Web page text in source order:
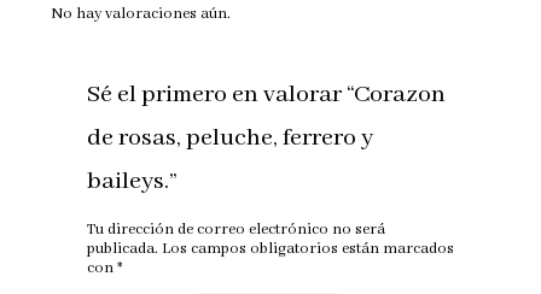
No hay valoraciones aún.
Sé el primero en valorar “Corazon
de rosas, peluche, ferrero y
baileys.”
Tu dirección de correo electrónico no será
publicada. Los campos obligatorios están marcados
con*